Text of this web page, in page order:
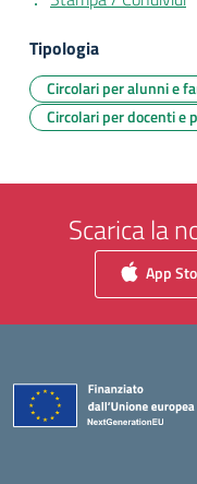
Tipologia
Circolari per alunni e
Circolari per docenti e
Scarica la
App